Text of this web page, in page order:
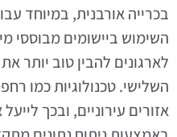
בכרייה אורבנית, במיוחד
לארגונים להבין טוב יותר
השלישי. טכנולוגיות כמו
אזורים עירוניים, ובכך